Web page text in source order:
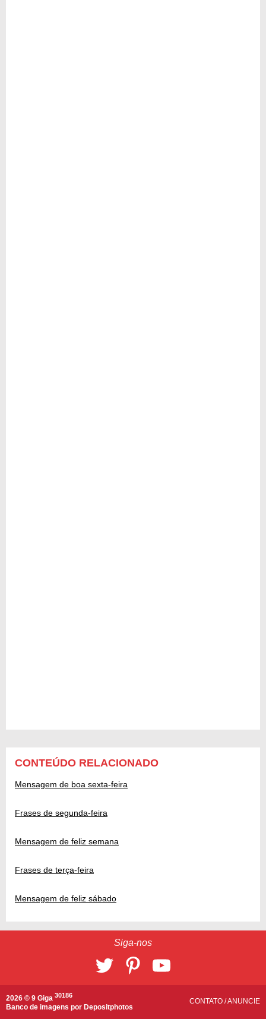
CONTEÚDO RELACIONADO
Mensagem de boa sexta-feira
Frases de segunda-feira
Mensagem de feliz semana
Frases de terça-feira
Mensagem de feliz sábado
Siga-nos
2026 © 9 Giga 30186
Banco de imagens por Depositphotos
CONTATO /ANUNCIE